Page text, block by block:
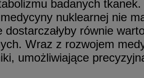
badanych
nuklearnej nie
dostarczałyby równie
Wraz z rozwojem
umożliwiające